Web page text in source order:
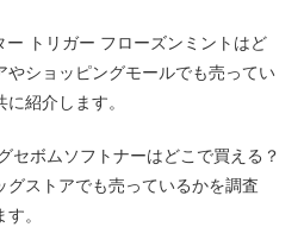
ー トリガー フローズンミントはど
やショッピングモールでも売ってい
紹介します。
セボムソフトナーはどこで買える？
グストアでも売っているかを調査
。